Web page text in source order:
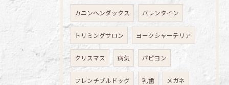
カニンヘンダックス バレンタイン
トリミングサロン ヨークシャーテリア
クリスマス 病気 パピヨン
フレンチブルドッグ 乳歯 メガネ